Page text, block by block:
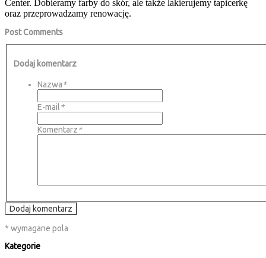
Center. Dobieramy farby do skór, ale także lakierujemy tapicerkę
oraz przeprowadzamy renowację.
Post Comments
Dodaj komentarz
Nazwa*
E-mail*
Komentarz*
Dodaj komentarz
* wymagane pola
Kategorie